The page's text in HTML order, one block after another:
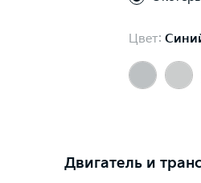
Цвет:
Двигатель и